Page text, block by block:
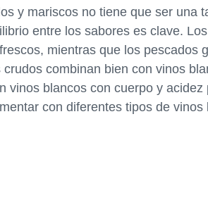
y mariscos no tiene que ser una
entre los sabores es clave.
mientras que los pescados
combinan bien con vinos
vinos blancos con cuerpo y
con diferentes tipos de vinos